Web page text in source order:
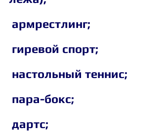
армрестлинг;
гиревой спорт;
настольный теннис;
пара-бокс;
дартс;